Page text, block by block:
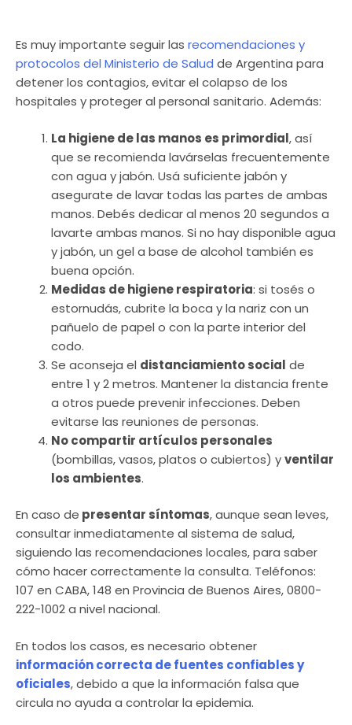
Es muy importante seguir las recomendaciones y
protocolos del Ministerio de Salud de Argentina para
detener los contagios, evitar el colapso de los
hospitales y proteger al personal sanitario. Además:
La higiene de las manos es primordial, así
que se recomienda lavárselas frecuentemente
con agua y jabón. Usá suficiente jabón y
asegurate de lavar todas las partes de ambas
manos. Debés dedicar al menos 20 segundos a
lavarte ambas manos. Si no hay disponible agua
y jabón, un gel a base de alcohol también es
buena opción.
Medidas de higiene respiratoria: si tosés o
estornudás, cubrite la boca y la nariz con un
pañuelo de papel o con la parte interior del
codo.
Se aconseja el distanciamiento social de
entre 1 y 2 metros. Mantener la distancia frente
a otros puede prevenir infecciones. Deben
evitarse las reuniones de personas.
No compartir artículos personales
(bombillas, vasos, platos o cubiertos) yventilar
los ambientes.
En caso de presentar síntomas, aunque sean leves,
consultar inmediatamente al sistema de salud,
siguiendo las recomendaciones locales, para saber
cómo hacer correctamente la consulta. Teléfonos:
107 en CABA, 148 en Provincia de Buenos Aires, 0800-
222-1002 a nivel nacional.
En todos los casos, es necesario obtener
información correcta de fuentes confiables y
oficiales, debido a que la información falsa que
circula no ayuda a controlar la epidemia.